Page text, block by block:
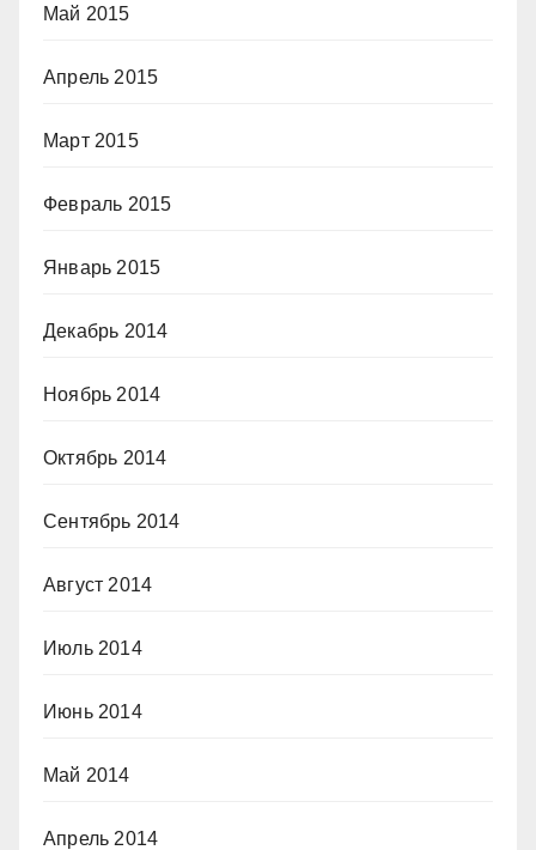
Май 2015
Апрель 2015
Март 2015
Февраль 2015
Январь 2015
Декабрь 2014
Ноябрь 2014
Октябрь 2014
Сентябрь 2014
Август 2014
Июль 2014
Июнь 2014
Май 2014
Апрель 2014